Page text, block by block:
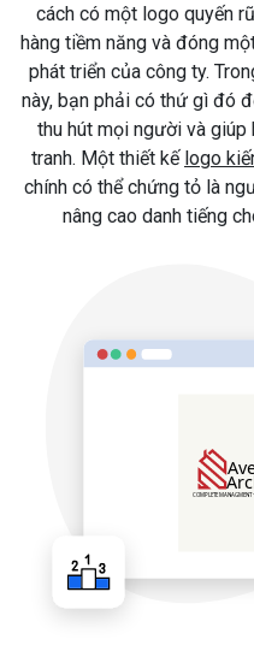
cách có một logo quyến
hàng tiềm năng và đóng
phát triển của công ty.
này, bạn phải có thứ gì đó
thu hút mọi người và
tranh. Một thiết kế logo
chính có thể chứng tỏ là
nâng cao danh tiếng